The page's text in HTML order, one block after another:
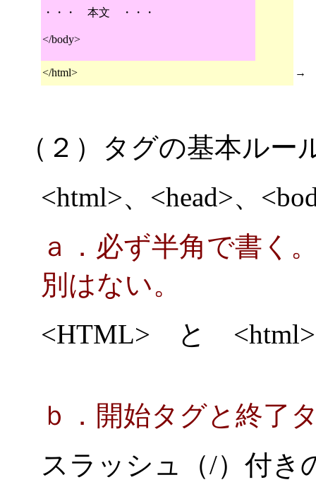
・・・ 本文 ・・・
</body>
</html> →
（２）タグの基本ルー
<html>、<head>、
ａ．必ず半角で書く
別はない。
<HTML> と
ｂ．開始タグと終了
スラッシュ（/）付き